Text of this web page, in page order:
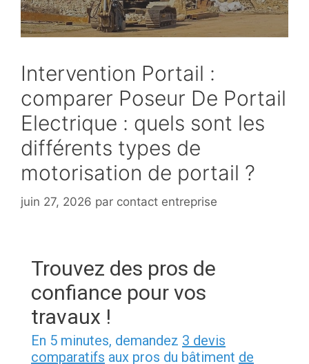
Intervention Portail :
comparer Poseur De Portail
Electrique : quels sont les
différents types de
motorisation de portail ?
juin 27, 2026 par contact entreprise
Trouvez des pros de
confiance pour vos
travaux !
En 5 minutes, demandez 3 devis
comparatifs aux pros du bâtiment de